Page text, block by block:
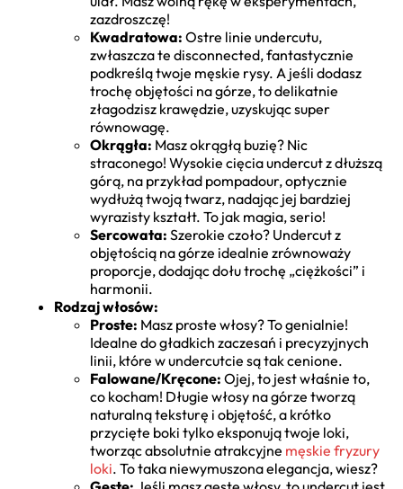
zazdroszczę!
Kwadratowa: Ostre linie undercutu,
zwłaszcza te disconnected, fantastycznie
podkreślą twoje męskie rysy. A jeśli dodasz
trochę objętości na górze, to delikatnie
złagodzisz krawędzie, uzyskując super
równowagę.
Okrągła: Masz okrągłą buzię? Nic
straconego! Wysokie cięcia undercut z dłuższą
górą, na przykład pompadour, optycznie
wydłużą twoją twarz, nadając jej bardziej
wyrazisty kształt. To jak magia, serio!
Sercowata: Szerokie czoło? Undercut z
objętością na górze idealnie zrównoważy
proporcje, dodając dołu trochę „ciężkości” i
harmonii.
Rodzaj włosów:
Proste: Masz proste włosy? To genialnie!
Idealne do gładkich zaczesań i precyzyjnych
linii, które w undercutcie są tak cenione.
Falowane/Kręcone: Ojej, to jest właśnie to,
co kocham! Długie włosy na górze tworzą
naturalną teksturę i objętość, a krótko
przycięte boki tylko eksponują twoje loki,
tworząc absolutnie atrakcyjne męskie fryzury
loki. To taka niewymuszona elegancja, wiesz?